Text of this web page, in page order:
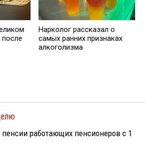
Нарколог рассказал о
самых ранних признаках
алкоголизма
работающих пенсионеров с 1